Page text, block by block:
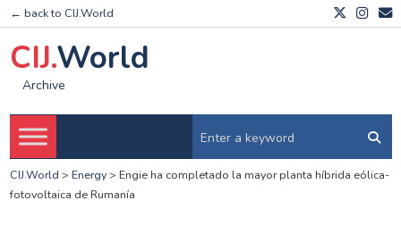
← back to CIJ.World
CIJ.World
Archive
CIJ.World > Energy> Engie ha completado la mayor planta híbrida eólica-
fotovoltaica de Rumanía